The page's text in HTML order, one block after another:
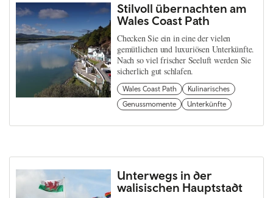
Stilvoll übernachten am
Wales Coast Path
Checken Sie ein in eine der vielen
gemütlichen und luxuriösen Unterkünfte.
Nach so viel frischer Seeluft werden Sie
sicherlich gut schlafen.
Wales Coast Path
Kulinarisches
Genussmomente
Unterkünfte
Unterwegs in der
walisischen Hauptstadt